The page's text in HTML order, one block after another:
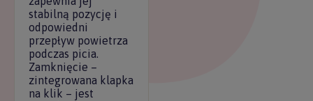
stabilną pozycję i
odpowiedni
przepływ powietrza
podczas picia.
Zamknięcie –
zintegrowana klapka
na klik – jest